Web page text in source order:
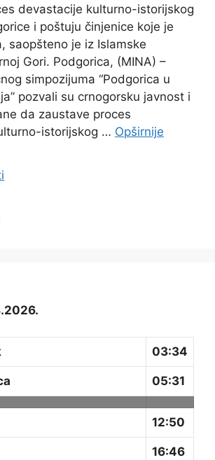
devastacije kulturno-istorijskog
i poštuju činjenice koje je
saopšteno je iz Islamske
Gori. Podgorica, (MINA) –
simpozijuma “Podgorica u
pozvali su crnogorsku javnost i
da zaustave proces
istorijskog … Opširnije
03:34
05:31
12:50
16:46